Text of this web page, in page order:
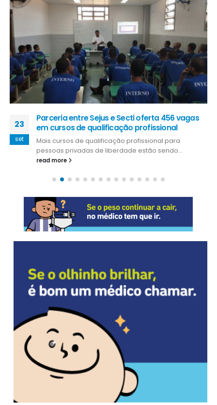
23
set
Parceria entre Sejus e Secti oferta 456 vagas
em cursos de qualificação profissional
Mais cursos de qualificação profissional para
pessoas privadas de liberdade estão sendo...
read more